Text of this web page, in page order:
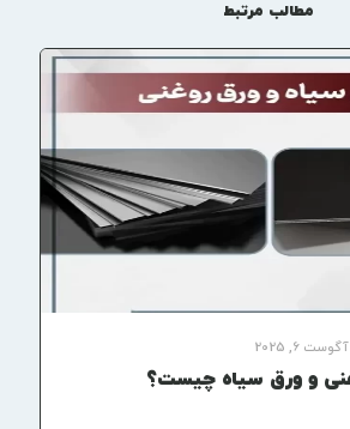
مطالب مرتبط
آگوست 6, 2025
و ورق سیاه چیست؟